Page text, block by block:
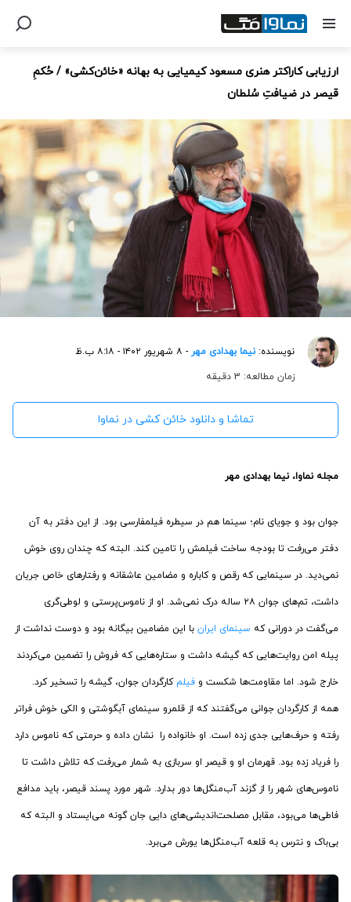
ارزیابی کاراکتر هنری مسعود کیمیایی به بهانه «خائن‌کشی» / حُکمِ
قیصر در ضیافتِ سُلطان
نویسنده: نیما بهدادی مهر - ۸ شهریور ۱۴۰۲ - ۸:۱۸ ب.ظ
زمان مطالعه: 3 دقیقه
تماشا و دانلود خائن کشی در نماوا
مجله نماوا، نیما بهدادی مهر
جوان بود و جویای نام؛ سینما هم در سیطره فیلمفارسی بود. از این دفتر به آن
دفتر می‌رفت تا بودجه ساخت فیلمش را تامین کند. البته که چندان روی خوش
نمی‌دید. در سینمایی که رقص و کاباره و مضامین عاشقانه و رفتارهای خاص جریان
داشت، تم‌های جوان ۲۸ ساله درک نمی‌شد. او از ناموس‌پرستی و لوطی‌گری
می‌گفت در دورانی که سینمای ایران با این مضامین بیگانه بود و دوست نداشت از
پیله امن روایت‌هایی که گیشه داشت و ستاره‌هایی که فروش را تضمین می‌کردند
خارج شود. اما مقاومت‌ها شکست و فیلم کارگردان جوان، گیشه را تسخیر کرد.
همه از کارگردان جوانی می‌گفتند که از قلمرو سینمای آبگوشتی و الکی خوش فراتر
رفته و حرف‌هایی جدی زده است. او خانواده را نشان داده و حرمتی که ناموس دارد
را فریاد زده بود. قهرمان او و قیصر او سربازی به شمار می‌رفت که تلاش داشت تا
ناموس‌های شهر را از گزند آب‌منگل‌ها دور بدارد. شهر مورد پسند قیصر، باید مدافع
فاطی‌ها می‌بود، مقابل مصلحت‌اندیشی‌های دایی جان گونه می‌ایستاد و البته که
بی‌باک و نترس به قلعه آب‌منگل‌ها یورش می‌برد.